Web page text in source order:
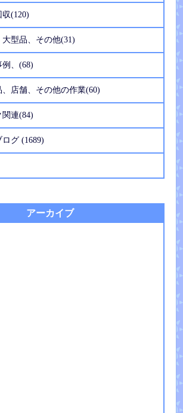
(120)
型品、その他(31)
、(68)
店舗、その他の作業(60)
関連(84)
グ (1689)
アーカイブ